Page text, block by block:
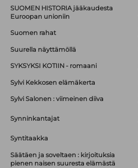
SUOMEN HISTORIA jääkaudesta
Euroopan unioniin
Suomen rahat
Suurella näyttämöllä
SYKSYKSI KOTIIN - romaani
Sylvi Kekkosen elämäkerta
Sylvi Salonen : viimeinen diiva
Synninkantajat
Syntitaakka
Säätäen ja soveltaen : kirjoituksia
pienen naisen suuresta elämästä